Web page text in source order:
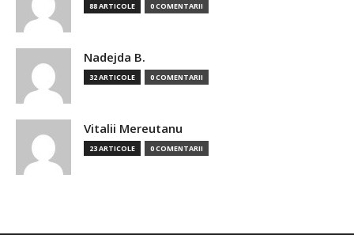
88 ARTICOLE 0 COMENTARII
Nadejda B.
32 ARTICOLE 0 COMENTARII
Vitalii Mereutanu
23 ARTICOLE 0 COMENTARII